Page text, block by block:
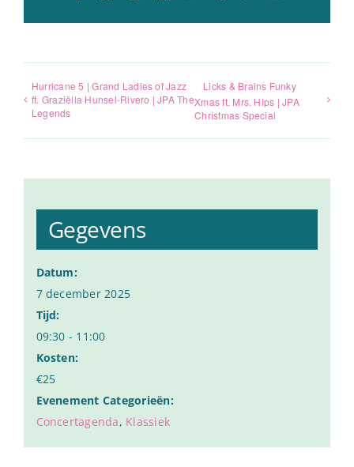
Hurricane 5 | Grand Ladies of Jazz
ft. Graziëlla Hunsel-Rivero | JPA The
Legends
Licks & Brains Funky
Xmas ft. Mrs. Hips | JPA
Christmas Special
Gegevens
Datum:
7 december 2025
Tijd:
09:30 - 11:00
Kosten:
€25
Evenement Categorieën:
Concertagenda, Klassiek